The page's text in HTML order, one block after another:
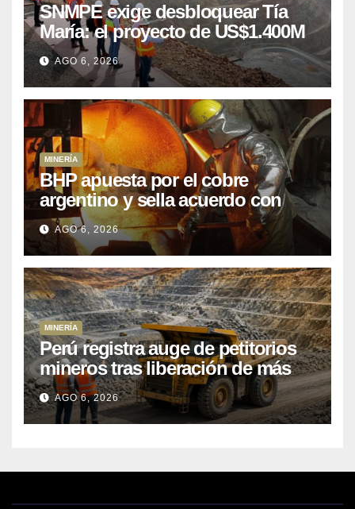
SNMPE exige desbloquear Tía
María: el proyecto de US$1.400M
que Perú lleva 15 años
posponiendo
AGO 6, 2026
MINERÍA
BHP apuesta por el cobre
argentino y sella acuerdo con
Kobrea para siete proyecto
AGO 6, 2026
MINERÍA
Perú registra auge de petitorios
mineros tras liberación de más
de mil concesiones para explorar
cobre y oro
AGO 6, 2026